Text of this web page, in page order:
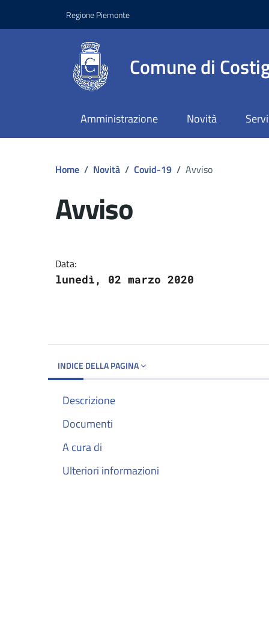
Regione Piemonte
Comune di
Amministrazione Novità
Home / Novità / Covid-19 / Avviso
Avviso
Data:
lunedì, 02 marzo 2020
INDICE DELLA PAGINA
Descrizione
Documenti
A cura di
Ulteriori informazioni